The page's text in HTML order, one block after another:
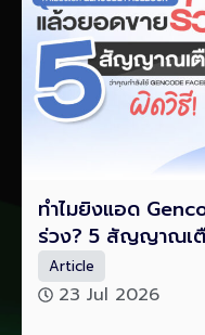
ทำไมยิงแอด
ร่วง? 5 สัญญาณเ
Article
23 Jul 2026